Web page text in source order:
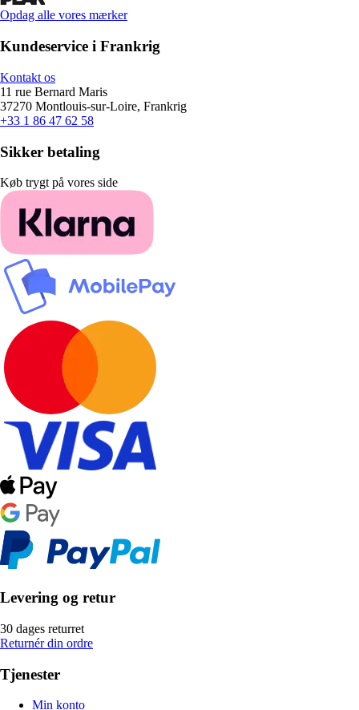
Opdag alle vores mærker
Kundeservice i Frankrig
Kontakt os
11 rue Bernard Maris
37270 Montlouis-sur-Loire, Frankrig
+33 1 86 47 62 58
Sikker betaling
Køb trygt på vores side
Levering og retur
30 dages returret
Returnér din ordre
Tjenester
Min konto